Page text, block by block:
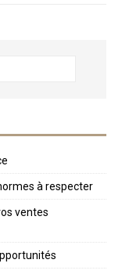
à respecter
ventes